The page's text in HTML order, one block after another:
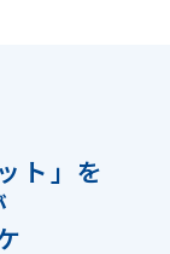
ト」を